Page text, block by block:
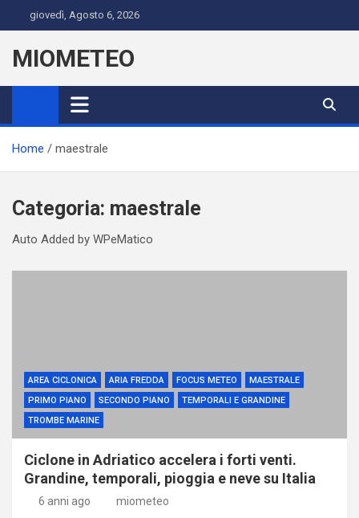
to
content
giovedì, Agosto 6, 2026
MIOMETEO
Home maestrale
Categoria: maestrale
Auto Added by WPeMatico
AREA CICLONICA ARIA FREDDA FOCUS METEO
MAESTRALE
PRIMO PIANO
SECONDO PIANO
TEMPORALI E GRANDINE
TROMBE MARINE
Ciclone in Adriatico accelera i forti venti.
Grandine, temporali, pioggia e neve su Italia
6 anni ago miometeo